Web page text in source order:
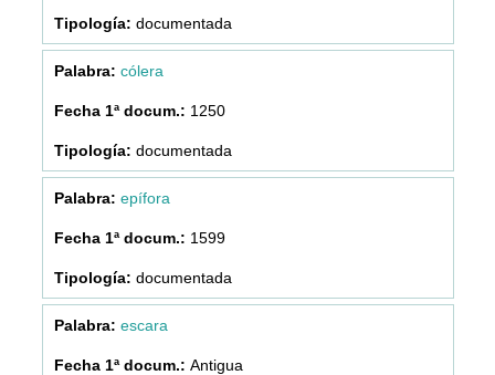
documentada
cólera
1250
documentada
epífora
1599
documentada
escara
Antigua